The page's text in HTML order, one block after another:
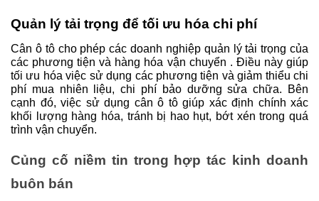
Quản lý tải trọng để tối ưu hóa chi phí
Cân ô tô cho phép các doanh nghiệp quản lý tải trọng của
các phương tiện và hàng hóa vận chuyển . Điều này giúp
tối ưu hóa việc sử dụng các phương tiện và giảm thiểu chi
phí mua nhiên liệu, chi phí bảo dưỡng sửa chữa. Bên
cạnh đó, việc sử dụng cân ô tô giúp xác định chính xác
khối lượng hàng hóa, tránh bị hao hụt, bớt xén trong quá
trình vận chuyển.
Củng cố niềm tin trong hợp tác kinh doanh
buôn bán